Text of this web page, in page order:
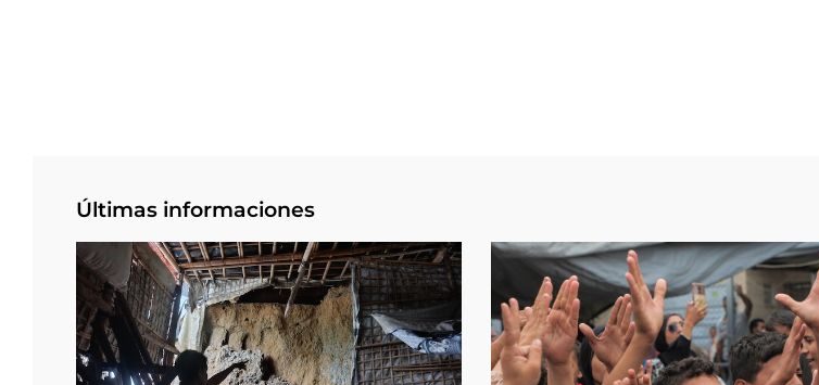
Últimas informaciones